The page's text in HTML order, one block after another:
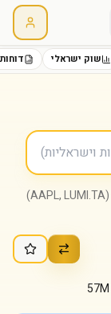
שוק ישראלי
57M